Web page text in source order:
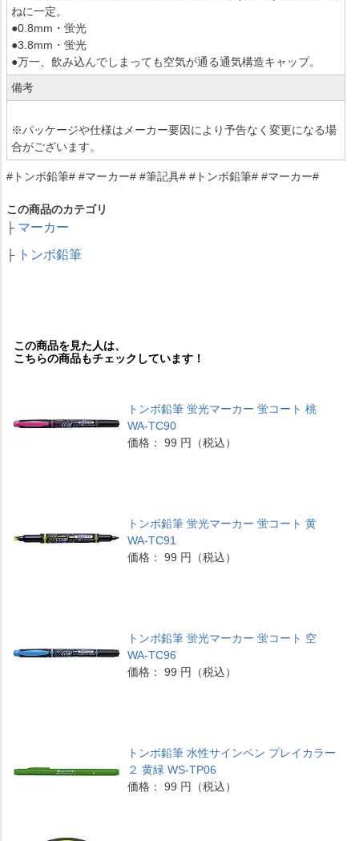
ねに一定。
●0.8mm・蛍光
●3.8mm・蛍光
●万一、飲み込んでしまっても空気が通る通気構造キャップ。
備考
※パッケージや仕様はメーカー要因により予告なく変更になる場
合がございます。
#トンボ鉛筆# #マーカー# #筆記具# #トンボ鉛筆# #マーカー#
この商品のカテゴリ
├ マーカー
├ トンボ鉛筆
この商品を見た人は、
こちらの商品もチェックしています！
トンボ鉛筆 蛍光マーカー 蛍コート 桃
WA-TC90
価格： 99 円（税込）
トンボ鉛筆 蛍光マーカー 蛍コート 黄
WA-TC91
価格： 99 円（税込）
トンボ鉛筆 蛍光マーカー 蛍コート 空
WA-TC96
価格： 99 円（税込）
トンボ鉛筆 水性サインペン プレイカラー
２ 黄緑 WS-TP06
価格： 99 円（税込）